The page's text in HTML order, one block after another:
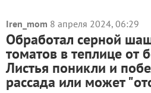
Iren_mom 8 апреля 2024, 06:29
Обработал серной
томатов в теплице от
Листья поникли и
рассада или может